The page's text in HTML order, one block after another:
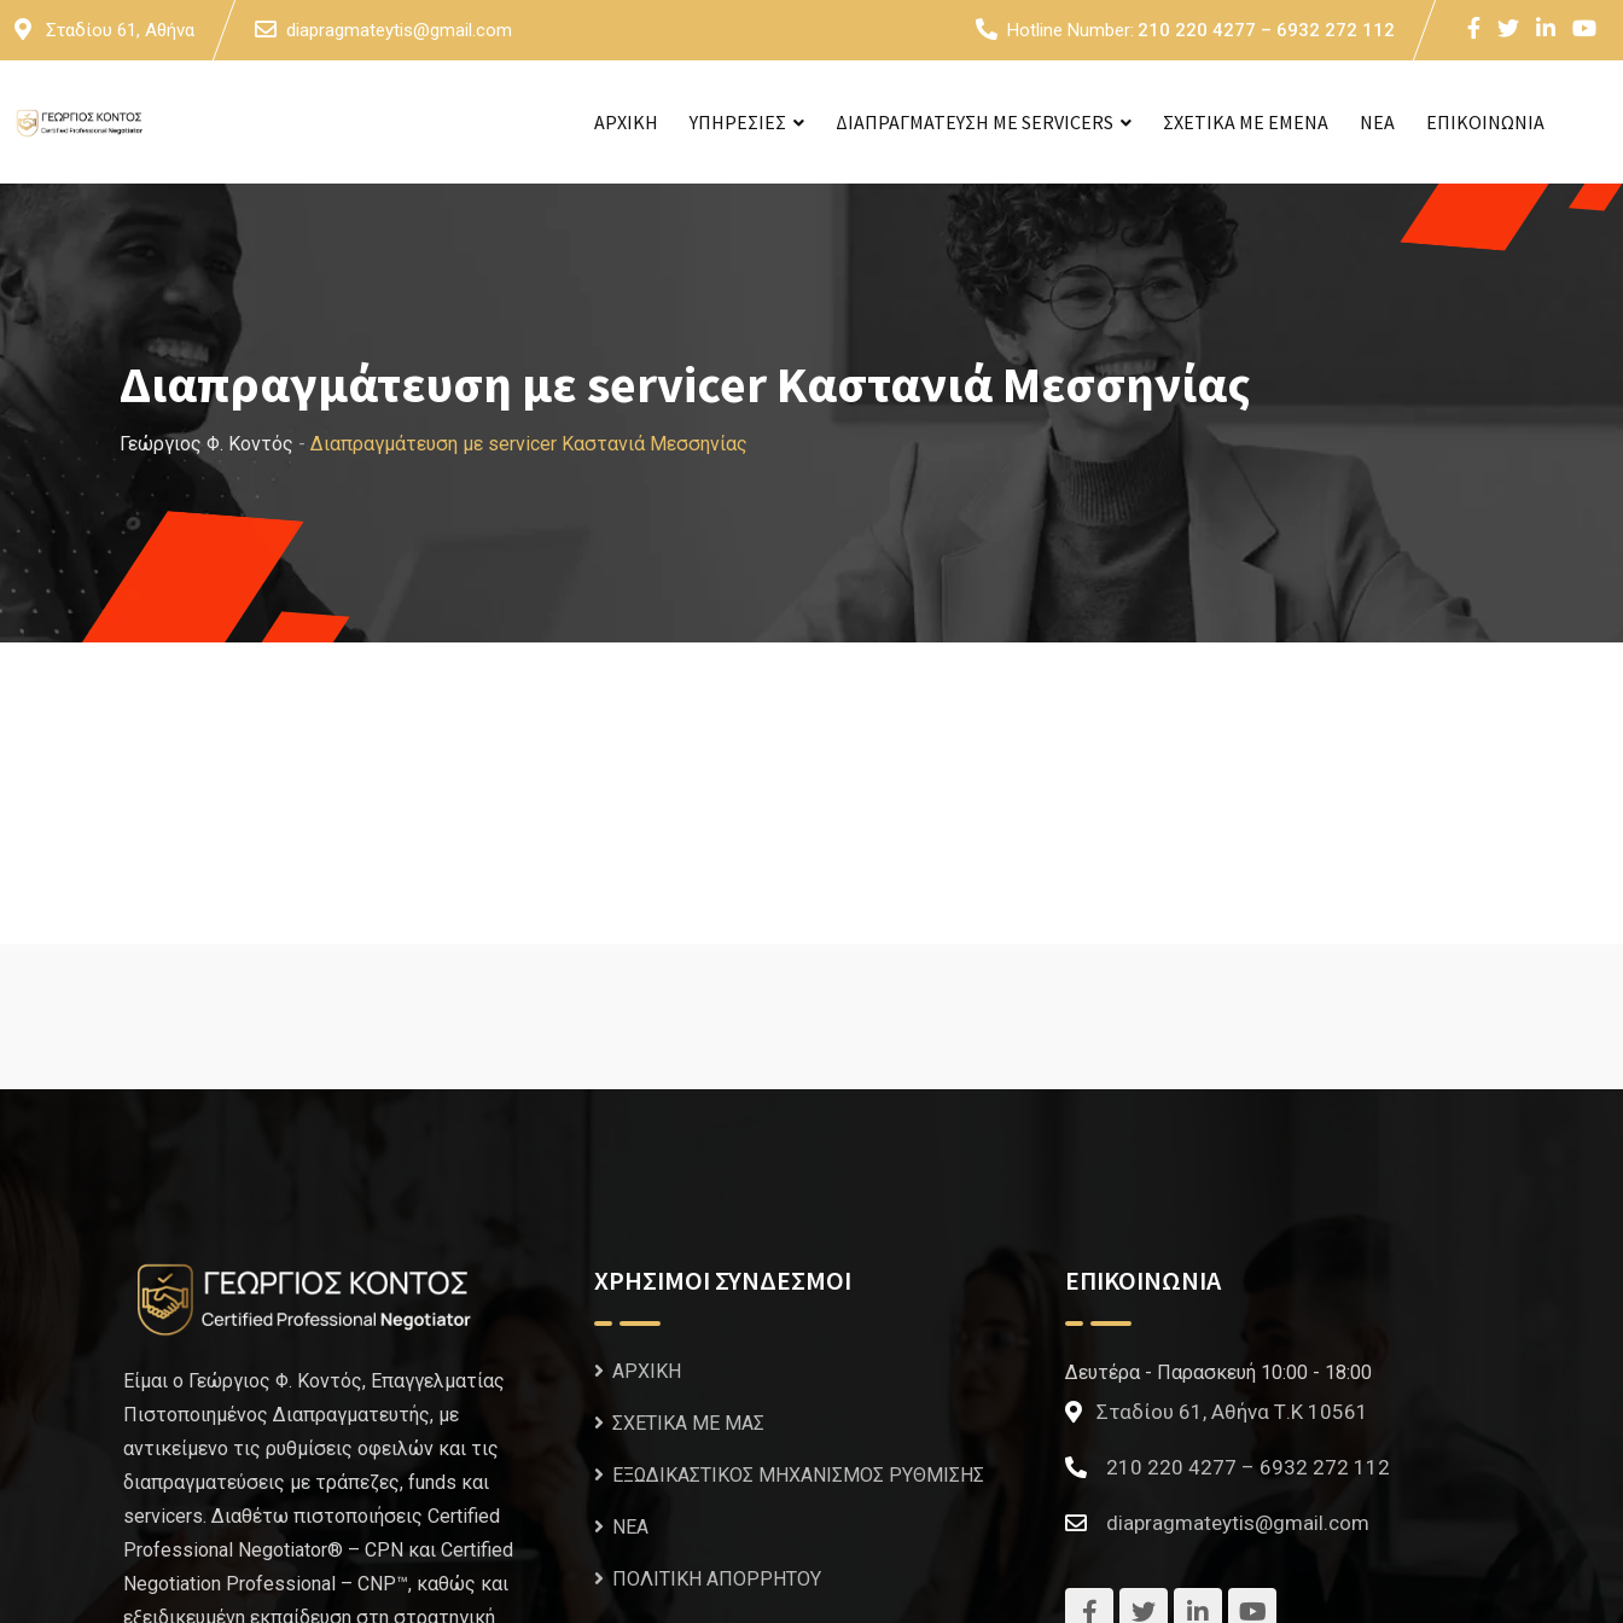
Skip
Σταδίου 61, Αθήνα diapragmateytis@gmail.com Hotline Number: 210 220 4277 – 6932 272 112
ΑΡΧΙΚΗ ΥΠΗΡΕΣΙΕΣ ΔΙΑΠΡΑΓΜΑΤΕΥΣΗ ΜΕ SERVICERS ΣΧΕΤΙΚΑ ΜΕ ΕΜΕΝΑ NEA ΕΠΙΚΟΙΝΩΝΙΑ
Διαπραγμάτευση με servicer Καστανιά Μεσσηνίας
Γεώργιος Φ. Κοντός - Διαπραγμάτευση με servicer Καστανιά Μεσσηνίας
Είμαι ο Γεώργιος Φ. Κοντός, Επαγγελματίας
Πιστοποιημένος Διαπραγματευτής, με
αντικείμενο τις ρυθμίσεις οφειλών και τις
διαπραγματεύσεις με τράπεζες, funds και
servicers. Διαθέτω πιστοποιήσεις Certified
Professional Negotiator® – CPN και Certified
Negotiation Professional – CNP™, καθώς και
εξειδικευμένη εκπαίδευση στη στρατηγική
ΧΡΗΣΙΜΟΙ ΣΥΝΔΕΣΜΟΙ
ΑΡΧΙΚΗ
ΣΧΕΤΙΚΑ ΜΕ ΜΑΣ
ΕΞΩΔΙΚΑΣΤΙΚΟΣ ΜΗΧΑΝΙΣΜΟΣ ΡΥΘΜΙΣΗΣ
NEA
ΠΟΛΙΤΙΚΗ ΑΠΟΡΡΗΤΟΥ
ΕΠΙΚΟΙΝΩΝΙΑ
Δευτέρα - Παρασκευή 10:00 - 18:00
Σταδίου 61, Αθήνα Τ.Κ 10561
210 220 4277 – 6932 272 112
diapragmateytis@gmail.com